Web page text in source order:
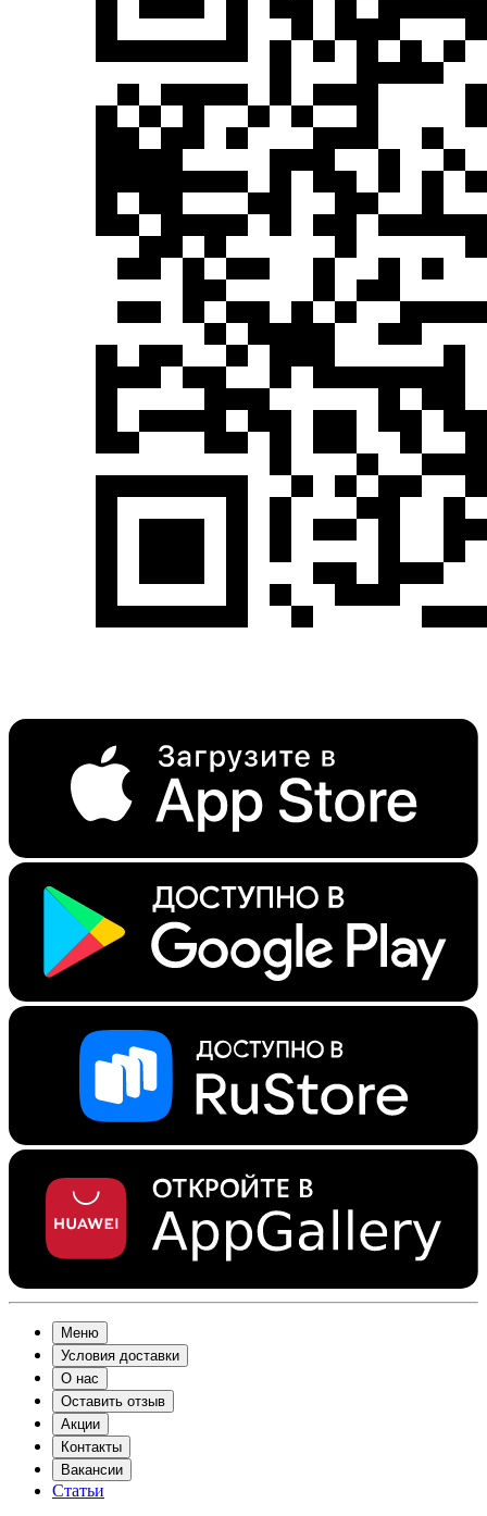
Меню
Условия доставки
О нас
Оставить отзыв
Акции
Контакты
Вакансии
Статьи